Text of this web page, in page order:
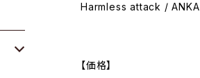
Harmless attack / ANKA
【価格】